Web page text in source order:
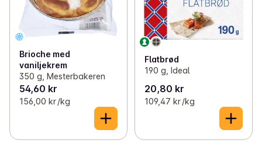
Brioche med
vaniljekrem
350 g, Mesterbakeren
54,60 kr
156,00 kr /kg
Flatbrød
190 g, Ideal
20,80 kr
109,47 kr /kg